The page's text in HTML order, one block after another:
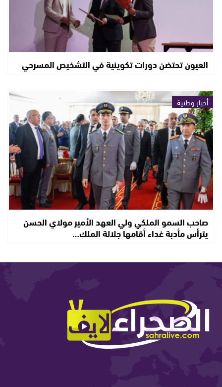
العيون تحتضن دورات تكوينية في التشخيص المسرحي
أخبار وطنية
صاحب السمو الملكي ولي العهد الأمير مولاي الحسن
يترأس مأدبة غداء أقامها جلالة الملك…